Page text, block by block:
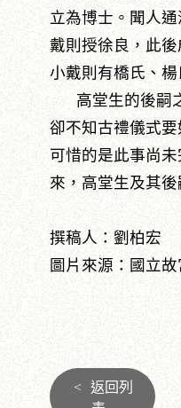
立為博士。聞人
戴則授徐良，此
小戴則有橋氏、
高堂生的後嗣之
卻不知古禮儀式
可惜的是此事尚
來，高堂生及其
撰稿人：劉柏宏
圖片來源：國立
<
返回列